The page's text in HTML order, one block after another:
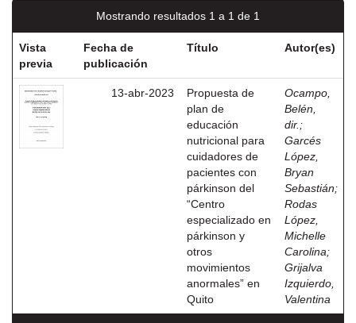
Mostrando resultados 1 a 1 de 1
Vista
previa
Fecha de
publicación
Título Autor(es)
13-abr-2023
Propuesta de
plan de
educación
nutricional para
cuidadores de
pacientes con
párkinson del
“Centro
especializado en
párkinson y
otros
movimientos
anormales” en
Quito
Ocampo,
Belén,
dir. ;
Garcés
López,
Bryan
Sebastián;
Rodas
López,
Michelle
Carolina;
Grijalva
Izquierdo,
Valentina